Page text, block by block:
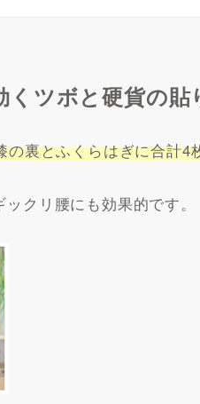
くツボと硬貨の貼
の裏とふくらはぎに合計4
クリ腰にも効果的です。